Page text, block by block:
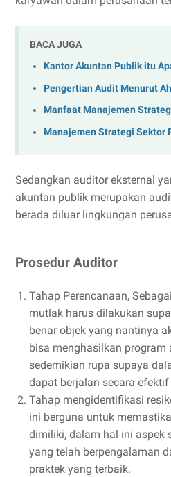
BACA JUGA
Kantor Akuntan Publik itu
Pengertian Audit Menurut
Manfaat Manajemen
Manajemen Strategi Sektor
Sedangkan auditor eksternal
akuntan publik merupakan
berada diluar lingkungan
Prosedur Auditor
Tahap Perencanaan,
mutlak harus dilakukan
benar objek yang nantinya
bisa menghasilkan program
sedemikian rupa supaya
dapat berjalan secara efektif
Tahap mengidentifikasi
ini berguna untuk
dimiliki, dalam hal ini aspek
yang telah berpengalaman
praktek yang terbaik.